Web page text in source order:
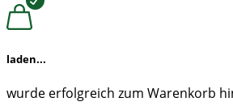
laden...
wurde erfolgreich zum Warenkorb